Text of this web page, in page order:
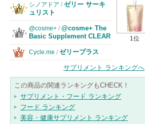
1位
シノアドア / ゼリー サーキ
ュリスト
@cosme+ / @cosme+ The
Basic Supplement CLEAR
Cycle.me / ゼリープラス
サプリメント ランキングへ
この商品の関連ランキングもCHECK！
サプリメント・フード ランキング
フード ランキング
美容・健康サプリメント ランキング